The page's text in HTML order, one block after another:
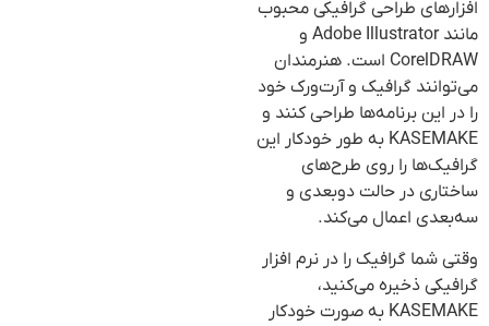
افزارهای طراحی گرافیکی محبوب
مانند Adobe Illustrator و
CorelDRAW است. هنرمندان
می‌توانند گرافیک و آرت‌ورک خود
را در این برنامه‌ها طراحی کنند و
KASEMAKE به طور خودکار این
گرافیک‌ها را روی طرح‌های
ساختاری در حالت دو‌بعدی و
سه‌بعدی اعمال می‌کند.
وقتی شما گرافیک را در نرم افزار
گرافیکی ذخیره می‌کنید،
KASEMAKE به صورت خودکار